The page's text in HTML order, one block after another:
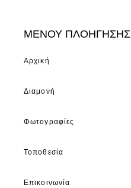
ΜΕΝΟΥ ΠΛΟΗΓΗΣΗΣ
Αρχική
Διαμονή
Φωτογραφίες
Τοποθεσία
Επικοινωνία